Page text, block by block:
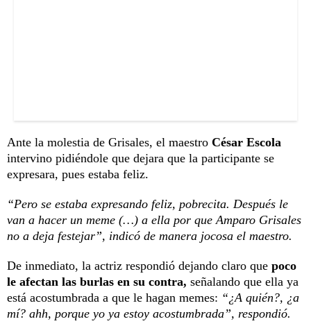
Ante la molestia de Grisales, el maestro César Escola
intervino pidiéndole que dejara que la participante se
expresara, pues estaba feliz.
“Pero se estaba expresando feliz, pobrecita. Después le
van a hacer un meme (…) a ella por que Amparo Grisales
no a deja festejar”, indicó de manera jocosa el maestro.
De inmediato, la actriz respondió dejando claro que poco
le afectan las burlas en su contra, señalando que ella ya
está acostumbrada a que le hagan memes: “¿A quién?, ¿a
mí? ahh, porque yo ya estoy acostumbrada”, respondió.